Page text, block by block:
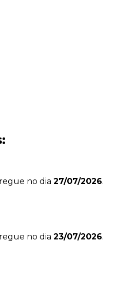
no dia 27/07/2026.
no dia 23/07/2026.